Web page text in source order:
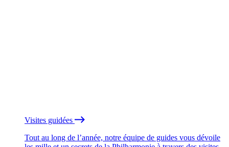
Visites guidées
Tout au long de l’année, notre équipe de guides vous dévoile